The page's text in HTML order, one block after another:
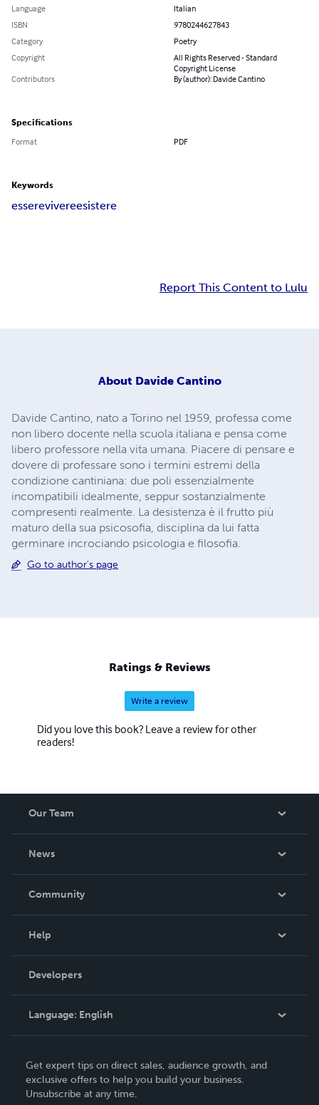
Language
Italian
ISBN
9780244627843
Category
Poetry
Copyright
All Rights Reserved - Standard
Copyright License
Contributors
By (author): Davide Cantino
Specifications
Format PDF
Keywords
esserevivereesistere
Report This Content to Lulu
About Davide Cantino
Davide Cantino, nato a Torino nel 1959, professa come
non libero docente nella scuola italiana e pensa come
libero professore nella vita umana. Piacere di pensare e
dovere di professare sono i termini estremi della
condizione cantiniana: due poli essenzialmente
incompatibili idealmente, seppur sostanzialmente
compresenti realmente. La desistenza è il frutto più
maturo della sua psicosofia, disciplina da lui fatta
germinare incrociando psicologia e filosofia.
Go to author's page
Ratings & Reviews
Write a review
Did you love this book? Leave a review for other
readers!
Our Team
News
In The News
Community
Podcast
Help
Order Lookup
Knowledge Base
Contact Support
Developers
Language: English
Deutsch
Français
Get expert tips on direct sales, audience growth, and
exclusive offers to help you build your business.
Unsubscribe at any time.